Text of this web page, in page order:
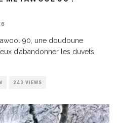
90, une doudoune
d’abandonner les duvets
243 VIEWS